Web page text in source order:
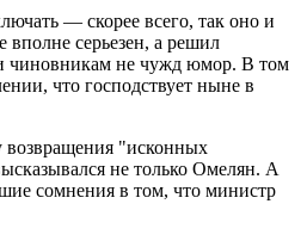
— скорее всего, так оно и
серьезен, а решил
чиновникам не чужд юмор. В том
что господствует ныне в
возвращения "исконных
не только Омелян. А
сомнения в том, что министр